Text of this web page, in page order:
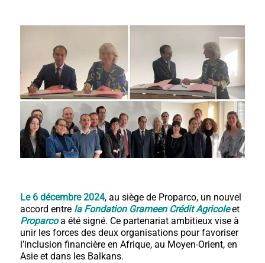
Le 6 décembre 2024, au siège de Proparco, un nouvel
accord entre la Fondation Grameen Crédit Agricoleet
Proparcoa été signé. Ce partenariat ambitieux vise à
unir les forces des deux organisations pour favoriser
l’inclusion financière en Afrique, au Moyen-Orient, en
Asie et dans les Balkans.